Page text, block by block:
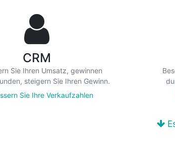
CRM
Sie Ihren Umsatz, gewinnen
steigern Sie Ihren Gewinn.
Sie Ihre Verkaufzahlen